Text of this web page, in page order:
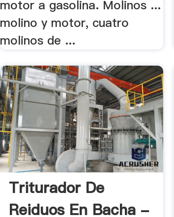
motor a gasolina. Molinos ...
molino y motor, cuatro
molinos de ...
Triturador De
Reiduos En Bacha -